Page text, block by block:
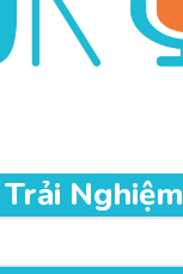
Nghiệm